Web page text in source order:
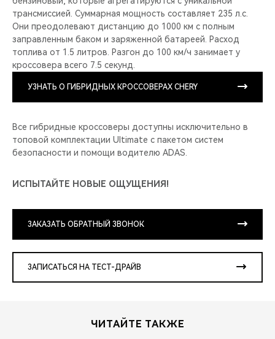
трансмиссией. Суммарная мощность составляет 235 л.с.
Они преодолевают дистанцию до 1000 км с полным
заправленным баком и заряженной батареей. Расход
топлива от 1.5 литров. Разгон до 100 км/ч занимает у
кроссовера всего 7.5 секунд.
УЗНАТЬ О ГИБРИДНЫХ КРОССОВЕРАХ CHERY
Все гибридные кроссоверы доступны исключительно в
топовой комплектации Ultimate с пакетом систем
безопасности и помощи водителю ADAS.
ИСПЫТАЙТЕ НОВЫЕ ОЩУЩЕНИЯ!
ЗАКАЗАТЬ ОБРАТНЫЙ ЗВОНОК
ЗАПИСАТЬСЯ НА ТЕСТ-ДРАЙВ
ЧИТАЙТЕ ТАКЖЕ